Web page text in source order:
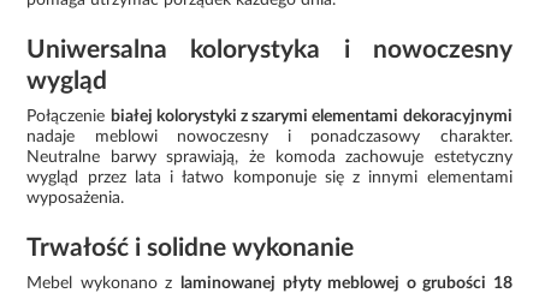
Uniwersalna kolorystyka i nowoczesny
wygląd
Połączenie białej kolorystyki z szarymi elementami dekoracyjnymi
nadaje meblowi nowoczesny i ponadczasowy charakter.
Neutralne barwy sprawiają, że komoda zachowuje estetyczny
wygląd przez lata i łatwo komponuje się z innymi elementami
wyposażenia.
Trwałość i solidne wykonanie
Mebel wykonano z
laminowanej płyty meblowej o grubości 18